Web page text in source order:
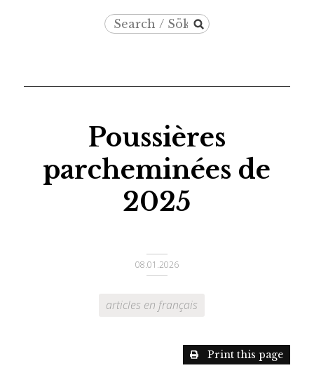
SearchSearch
Poussières
parcheminées de
2025
08.01.2026
articles en français
Print this page